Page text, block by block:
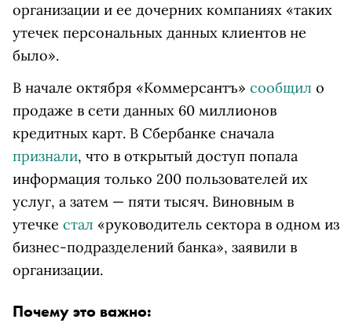
организации и ее дочерних компаниях «таких
утечек персональных данных клиентов не
было».
В начале октября «Коммерсантъ» сообщил о
продаже в сети данных 60 миллионов
кредитных карт. В Сбербанке сначала
признали, что в открытый доступ попала
информация только 200 пользователей их
услуг, а затем — пяти тысяч. Виновным в
утечке стал «руководитель сектора в одном из
бизнес-подразделений банка», заявили в
организации.
Почему это важно: